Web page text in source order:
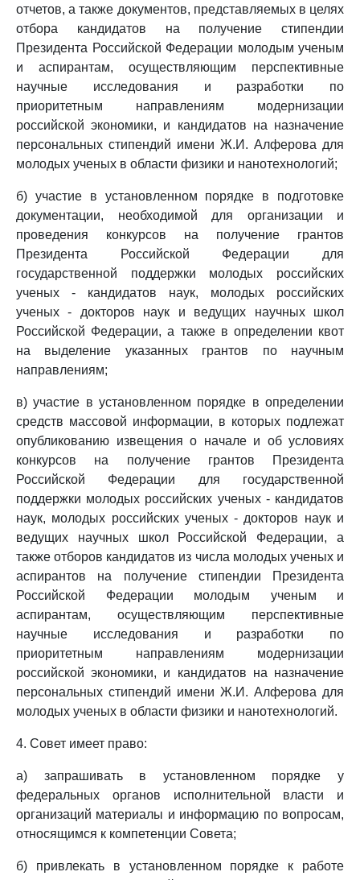
отчетов, а также документов, представляемых в целях
отбора кандидатов на получение стипендии
Президента Российской Федерации молодым ученым
и аспирантам, осуществляющим перспективные
научные исследования и разработки по
приоритетным направлениям модернизации
российской экономики, и кандидатов на назначение
персональных стипендий имени Ж.И. Алферова для
молодых ученых в области физики и нанотехнологий;
б) участие в установленном порядке в подготовке
документации, необходимой для организации и
проведения конкурсов на получение грантов
Президента Российской Федерации для
государственной поддержки молодых российских
ученых - кандидатов наук, молодых российских
ученых - докторов наук и ведущих научных школ
Российской Федерации, а также в определении квот
на выделение указанных грантов по научным
направлениям;
в) участие в установленном порядке в определении
средств массовой информации, в которых подлежат
опубликованию извещения о начале и об условиях
конкурсов на получение грантов Президента
Российской Федерации для государственной
поддержки молодых российских ученых - кандидатов
наук, молодых российских ученых - докторов наук и
ведущих научных школ Российской Федерации, а
также отборов кандидатов из числа молодых ученых и
аспирантов на получение стипендии Президента
Российской Федерации молодым ученым и
аспирантам, осуществляющим перспективные
научные исследования и разработки по
приоритетным направлениям модернизации
российской экономики, и кандидатов на назначение
персональных стипендий имени Ж.И. Алферова для
молодых ученых в области физики и нанотехнологий.
4. Совет имеет право:
а) запрашивать в установленном порядке у
федеральных органов исполнительной власти и
организаций материалы и информацию по вопросам,
относящимся к компетенции Совета;
б) привлекать в установленном порядке к работе